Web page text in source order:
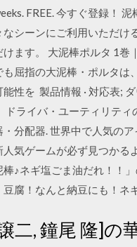
FREE. 今すぐ登録！
なシーンにご利用いただけ
けます。 大泥棒ポルタ 1
も屈指の大泥棒・ポルタは
性を 製品情報 · 対応表;
ドライバ・ユーティリティ
・分配器. 世界中で人気の
人気ゲームが必ず見つかる
棒♪ネギ塩ごま油だれ！！
豆腐！なんと納豆にも！ネ
二, 鐘尾 隆]の